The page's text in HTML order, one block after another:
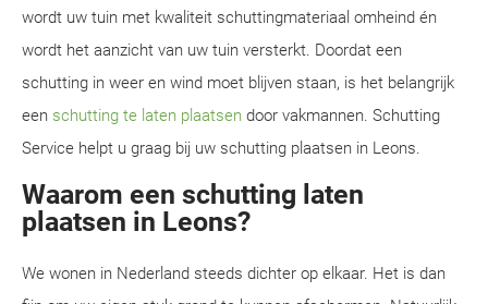
wordt uw tuin met kwaliteit schuttingmateriaal omheind én
wordt het aanzicht van uw tuin versterkt. Doordat een
schutting in weer en wind moet blijven staan, is het belangrijk
een schutting te laten plaatsen door vakmannen. Schutting
Service helpt u graag bij uw schutting plaatsen in Leons.
Waarom een schutting laten
plaatsen in Leons?
We wonen in Nederland steeds dichter op elkaar. Het is dan